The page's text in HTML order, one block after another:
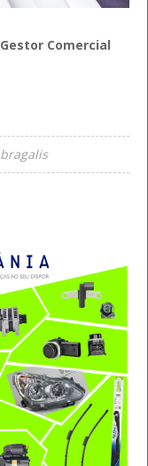
Gestor Comercial
bragalis